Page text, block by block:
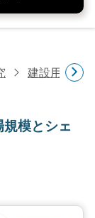
建設用化学
模とシェ